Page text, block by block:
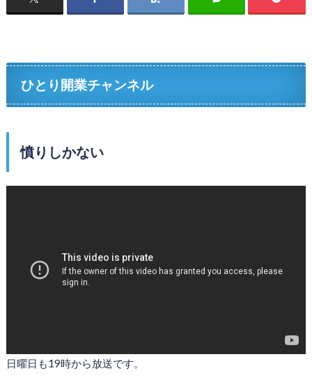
ひとり開業チャンネル
憤りしかない
日曜日も19時から放送です。